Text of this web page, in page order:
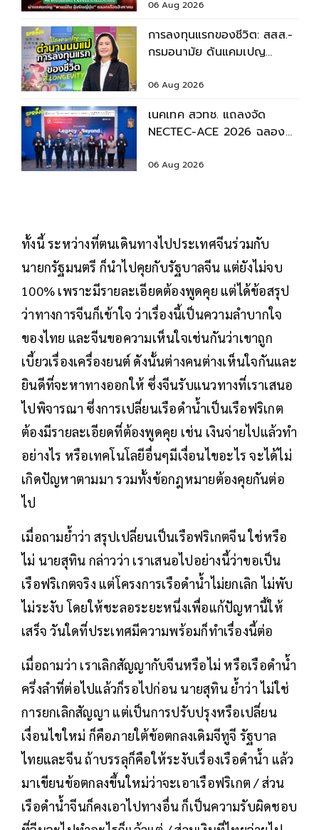
2569
06 Aug 2026
การลงทุนแรกของชีวิต: สสส.-
กรมอนามัย ดันแคมเปญ
เติบโตอย่างยั่งยืน
06 Aug 2026
เนคเทค สวทช. แถลงจัด
NECTEC-ACE 2026 ฉลอง
Beyond'
06 Aug 2026
ทั้งนี้ ระหว่างที่ตนเดินทางไปประเทศจีนร่วมกับ
นายกรัฐมนตรี ก็นำไปคุยกับรัฐบาลจีน แต่ยังไม่จบ
100% เพราะมีรายละเอียดต้องพูดคุย แต่ได้ข้อสรุป
ว่าทางการจีนก็เข้าใจ ว่าเรื่องนี้เป็นความลำบากใจ
ของไทย และจีนขอความเห็นใจเช่นกันว่าเขาถูก
เบี้ยวเรื่องเครื่องยนต์ ดังนั้นต่างคนต่างเห็นใจกันและ
ยินดีที่จะหาทางออกให้ ซึ่งจีนรับแนวทางที่เราเสนอ
ไปพิจารณา ซึ่งการเปลี่ยนเรือดำน้ำเป็นเรือฟริเกต
ต้องมีรายละเอียดที่ต้องพูดคุย เช่น เงินจ่ายไปแล้วทำ
อย่างไร หรือเทคโนโลยีอื่นๆมีเงื่อนไขอะไร จะได้ไม่
เกิดปัญหาตามมา รวมทั้งข้อกฎหมายต้องคุยกันต่อ
ไป
เมื่อถามย้ำว่า สรุปเปลี่ยนเป็นเรือฟริเกตจีน ใช่หรือ
ไม่ นายสุทิน กล่าวว่า เราเสนอไปอย่างนี้ว่าขอเป็น
เรือฟริเกตจริง แต่โครงการเรือดำน้ำไม่ยกเลิก ไม่พับ
ไม่ระงับ โดยให้ชะลอระยะหนึ่งเพื่อแก้ปัญหานี้ให้
เสร็จ วันใดที่ประเทศมีความพร้อมก็ทำเรื่องนี้ต่อ
เมื่อถามว่า เราเลิกสัญญากับจีนหรือไม่ หรือเรือดำน้ำ
ครึ่งลำที่ต่อไปแล้วก็รอไปก่อน นายสุทิน ย้ำว่า ไม่ใช่
การยกเลิกสัญญา แต่เป็นการปรับปรุงหรือเปลี่ยน
เงื่อนไขใหม่ ก็คือภายใต้ข้อตกลงเดิมจีทูจี รัฐบาล
ไทยและจีน ถ้าบรรลุก็คือให้ระงับเรื่องเรือดำน้ำ แล้ว
มาเขียนข้อตกลงขึ้นใหม่ว่าจะเอาเรือฟริเกต / ส่วน
เรือดำน้ำจีนก็คงเอาไปทางอื่น ก็เป็นความรับผิดชอบ